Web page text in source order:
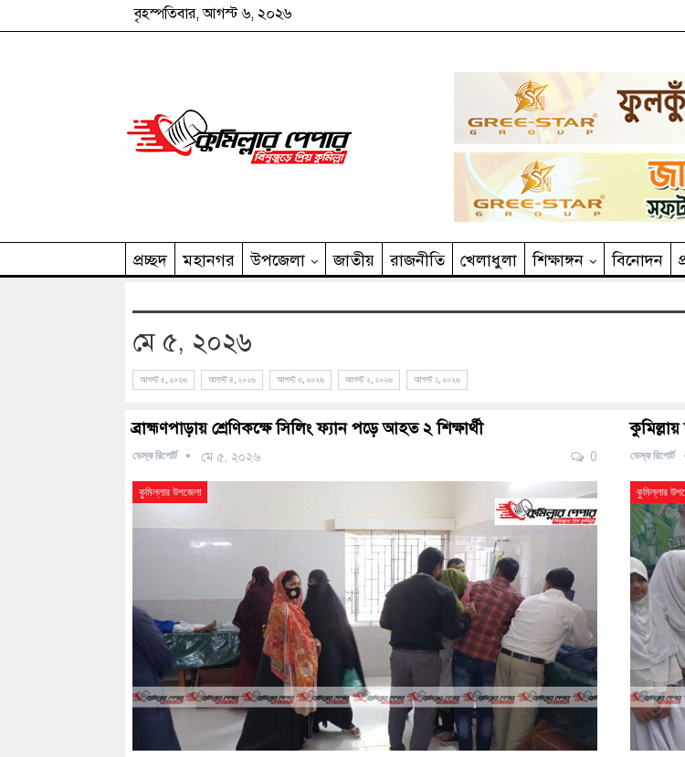
বৃহস্পতিবার, আগস্ট ৬, ২০২৬
প্রচ্ছদ মহানগর উপজেলা জাতীয় রাজনীতি খেলাধুলা শিক্ষাঙ্গন বিনোদন
মে ৫, ২০২৬
আগস্ট ৫, ২০২৬ আগস্ট ৪, ২০২৬ আগস্ট ৩, ২০২৬ আগস্ট ২, ২০২৬ আগস্ট ১, ২০২৬
ব্রাহ্মণপাড়ায় শ্রেণিকক্ষে সিলিং ফ্যান পড়ে আহত ২ শিক্ষার্থী
ডেস্ক রিপোর্ট মে ৫, ২০২৬ 0
কুমিল্লার উপজেলা
ডেস্ক রিপোর্ট
কুমিল্লার